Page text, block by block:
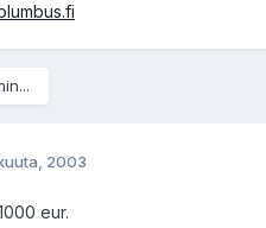
2003
eur.